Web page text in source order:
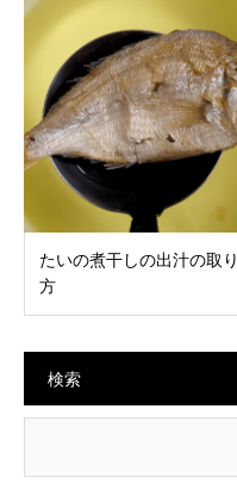
たいの煮干しの出汁の取り
方
検索